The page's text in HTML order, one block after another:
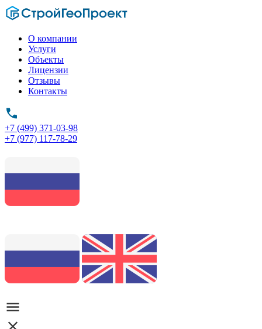
О компании
Услуги
Объекты
Лицензии
Отзывы
Контакты
+7 (499) 371-03-98
+7 (977) 117-78-29